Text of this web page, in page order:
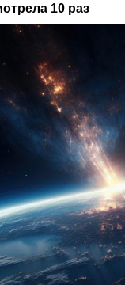
10 раз